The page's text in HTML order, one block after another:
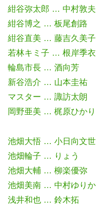
紺谷弥太郎 … 中村敦夫
紺谷博之 … 板尾創路
紺谷直美 … 藤吉久美子
若林キミ子 … 根岸季衣
輪島市長 … 酒向芳
新谷浩介 … 山本圭祐
マスター … 諏訪太朗
岡野亜美 … 梶原ひかり
池畑大悟 … 小日向文世
池畑輪子 … りょう
池畑大輔 … 柳楽優弥
池畑美南 … 中村ゆりか
浅井和也 … 鈴木拓